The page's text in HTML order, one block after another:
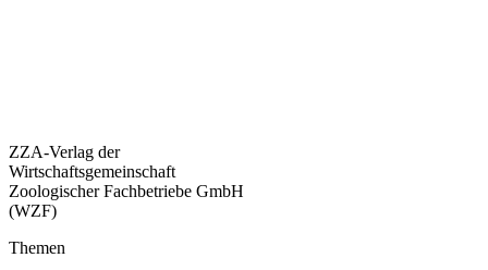
ZZA-Verlag der
Wirtschaftsgemeinschaft
Zoologischer Fachbetriebe GmbH
(WZF)
Themen